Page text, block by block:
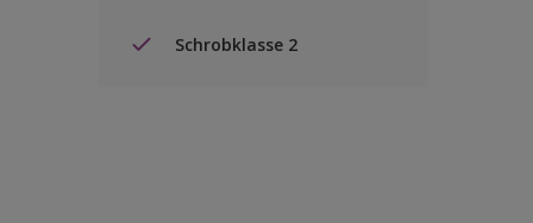
Schrobklasse 2